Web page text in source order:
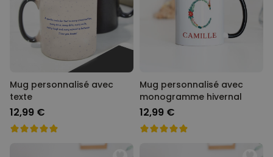
Mug personnalisé avec
texte
12,99 €
Mug personnalisé avec
monogramme hivernal
12,99 €